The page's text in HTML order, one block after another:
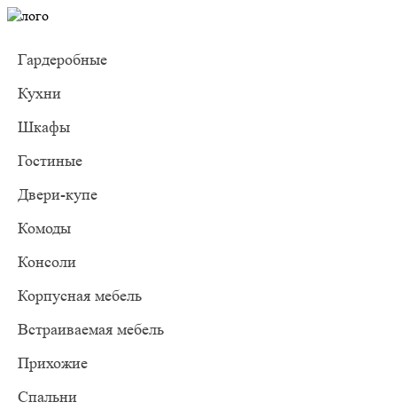
Гардеробные
Кухни
Шкафы
Гостиные
Двери-купе
Комоды
Консоли
Корпусная мебель
Встраиваемая мебель
Прихожие
Спальни